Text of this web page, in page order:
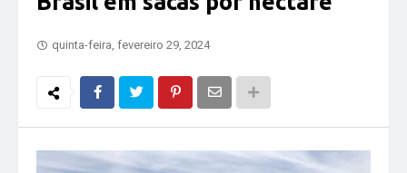
quinta-feira, fevereiro 29, 2024